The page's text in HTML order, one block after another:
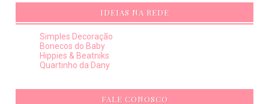
IDEIAS NA REDE
Simples Decoração
Bonecos do Baby
Hippies & Beatniks
Quartinho da Dany
FALE CONOSCO